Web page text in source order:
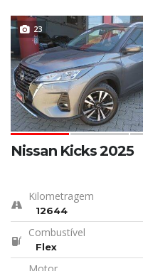
23
Nissan Kicks 2025
Kilometragem
12644
Combustível
Flex